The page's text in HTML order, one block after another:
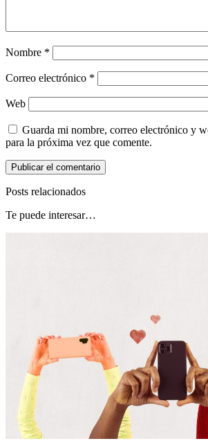
Nombre *
Correo electrónico *
Web
Guarda mi nombre, correo electrónico y
para la próxima vez que comente.
Posts relacionados
Te puede interesar…